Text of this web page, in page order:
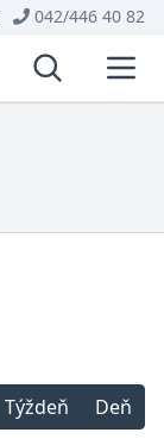
042/446 40 82
Vyhľadávanie
Týždeň Deň